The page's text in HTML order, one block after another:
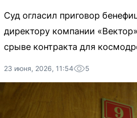
Суд огласил приговор
директору компании
срыве контракта для
23 июня, 2026, 11:54 5